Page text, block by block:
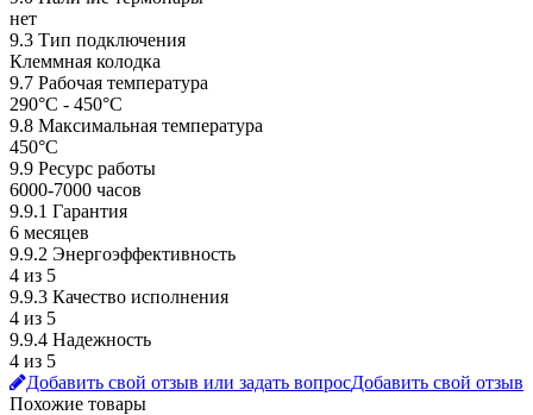
нет
9.3 Тип подключения
Клеммная колодка
9.7 Рабочая температура
290°С - 450°С
9.8 Максимальная температура
450°С
9.9 Ресурс работы
6000-7000 часов
9.9.1 Гарантия
6 месяцев
9.9.2 Энергоэффективность
4 из 5
9.9.3 Качество исполнения
4 из 5
9.9.4 Надежность
4 из 5
Добавить свой отзыв или задать вопросДобавить свой отзыв
Похожие товары